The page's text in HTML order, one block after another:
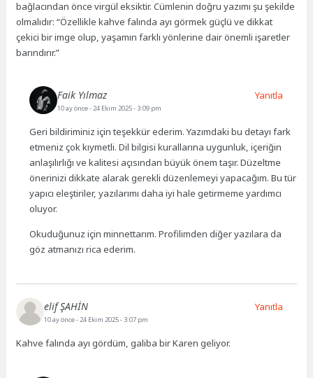
bağlacından önce virgül eksiktir. Cümlenin doğru yazımı şu şekilde
olmalıdır: “Özellikle kahve falında ayı görmek güçlü ve dikkat
çekici bir imge olup, yaşamın farklı yönlerine dair önemli işaretler
barındırır.”
Faik Yılmaz
10 ay önce- 24 Ekim 2025 - 3:09 pm
Geri bildiriminiz için teşekkür ederim. Yazımdaki bu detayı fark
etmeniz çok kıymetli. Dil bilgisi kurallarına uygunluk, içeriğin
anlaşılırlığı ve kalitesi açısından büyük önem taşır. Düzeltme
önerinizi dikkate alarak gerekli düzenlemeyi yapacağım. Bu tür
yapıcı eleştiriler, yazılarımı daha iyi hale getirmeme yardımcı
oluyor.
Okuduğunuz için minnettarım. Profilimden diğer yazılara da
göz atmanızı rica ederim.
Yanıtla
elif ŞAHİN
10 ay önce- 24 Ekim 2025 - 3:07 pm
Kahve falında ayı gördüm, galiba bir Karen geliyor.
Yanıtla